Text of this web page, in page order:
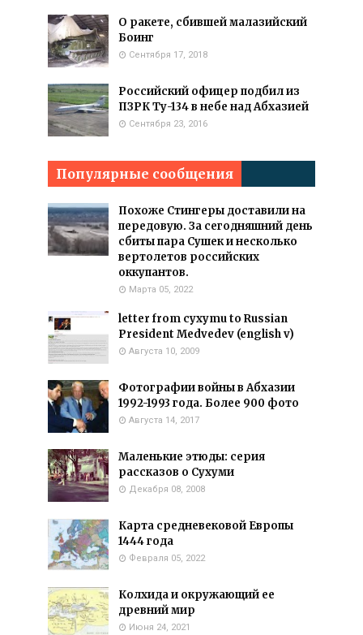
О ракете, сбившей малазийский
Боинг
Сентября 17, 2018
Российский офицер подбил из
ПЗРК Ту-134 в небе над Абхазией
Сентября 23, 2016
Популярные сообщения
Похоже Стингеры доставили на
передовую. За сегодняшний день
сбиты пара Сушек и несколько
вертолетов российских
оккупантов.
Марта 05, 2022
letter from cyxymu to Russian
President Medvedev (english v)
Августа 10, 2009
Фотографии войны в Абхазии
1992-1993 года. Более 900 фото
Августа 14, 2017
Маленькие этюды: серия
рассказов о Сухуми
Декабря 08, 2008
Карта средневековой Европы
1444 года
Февраля 05, 2022
Колхида и окружающий ее
древний мир
Июня 24, 2021